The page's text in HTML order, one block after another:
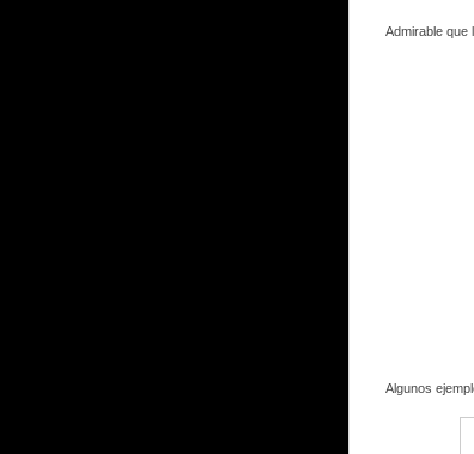
Admirable que
Algunos